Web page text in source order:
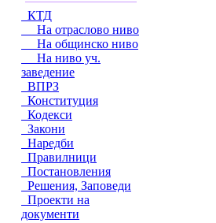
КТД
На отраслово ниво
На общинско ниво
На ниво уч.
заведение
ВПРЗ
Конституция
Кодекси
Закони
Наредби
Правилници
Постановления
Решения, Заповеди
Проекти на
документи